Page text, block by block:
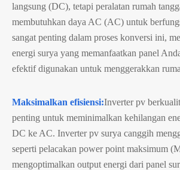
langsung (DC), tetapi peralatan rumah
membutuhkan daya AC (AC) untuk
sangat penting dalam proses konversi ini,
energi surya yang memanfaatkan panel
efektif digunakan untuk menggerakkan
Maksimalkan efisiensi:Inverter pv
penting untuk meminimalkan kehilangan
DC ke AC. Inverter pv surya canggih
seperti pelacakan power point maksimum
mengoptimalkan output energi dari panel